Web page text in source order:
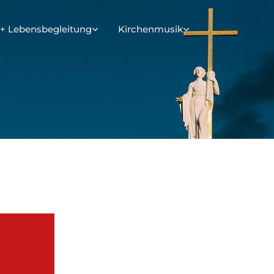
Lebensbegleitung Kirchenmusik